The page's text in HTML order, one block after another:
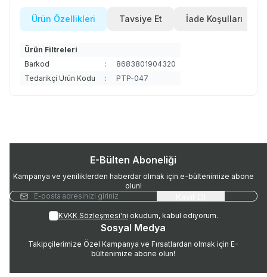
Ürün Özellikleri Tavsiye Et İade Koşulları
Ürün Filtreleri
Barkod
:
8683801904320
Tedarikçi Ürün Kodu
: PTP-047
E-Bülten Aboneliği
Kampanya ve yeniliklerden haberdar olmak için e-bültenimize abone
olun!
KVKK Sözleşmesi'ni okudum, kabul ediyorum.
Sosyal Medya
Takipçilerimize Özel Kampanya ve Fırsatlardan olmak için E-
bültenimize abone olun!